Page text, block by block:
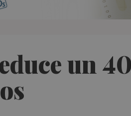
un